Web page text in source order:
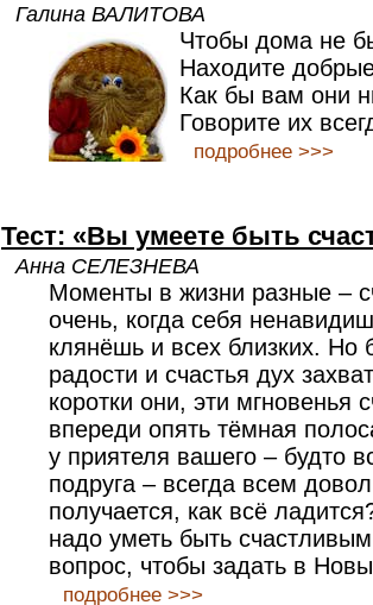
Галина ВАЛИТОВА
Чтобы дома не
Находите
Как бы вам они
Говорите их
подробнее >>>
Тест: «Вы умеете быть
Анна СЕЛЕЗНЕВА
Моменты в жизни разные –
очень, когда себя
клянёшь и всех близких. Но
радости и счастья дух
коротки они, эти мгновенья
впереди опять тёмная
у приятеля вашего – будто
подруга – всегда всем
получается, как всё
надо уметь быть
вопрос, чтобы задать в
подробнее >>>